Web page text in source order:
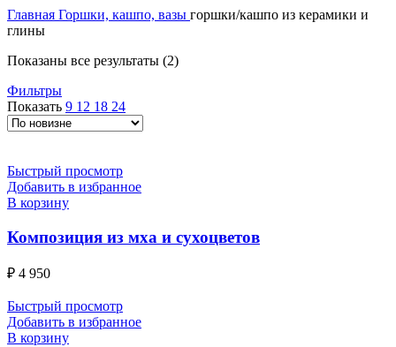
Главная Горшки, кашпо, вазы горшки/кашпо из керамики и
глины
Показаны все результаты (2)Сортировка:
Фильтры
Показать 9 12 18 24
Быстрый просмотр
Добавить в избранное
В корзину
Композиция из мха и сухоцветов
₽ 4 950
Быстрый просмотр
Добавить в избранное
В корзину